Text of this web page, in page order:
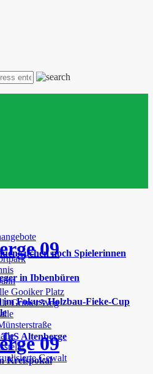
Gooiker Platz
Grüner Weg
Gewalt
suchen noch Spielerinnen
in Ibbenbüren
Fokus: Holzbau-Fieke-Cup
Altenberge
Kreispokal